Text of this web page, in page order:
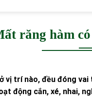
răng hàm
vị trí nào, đều đóng
động cắn, xé, nhai,